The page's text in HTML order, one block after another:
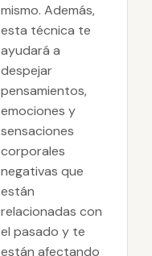
mismo. Además,
esta técnica te
ayudará a
despejar
pensamientos,
emociones y
sensaciones
corporales
negativas que
están
relacionadas con
el pasado y te
están afectando